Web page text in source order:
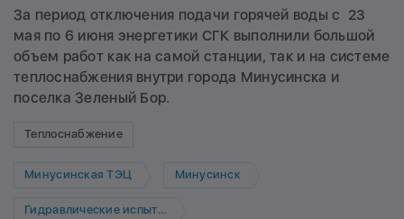
За период отключения подачи горячей воды с 23
мая по 6 июня энергетики СГК выполнили большой
объем работ как на самой станции, так и на системе
теплоснабжения внутри города Минусинска и
поселка Зеленый Бор.
Теплоснабжение
Минусинская ТЭЦ Минусинск
Гидравлические испытания